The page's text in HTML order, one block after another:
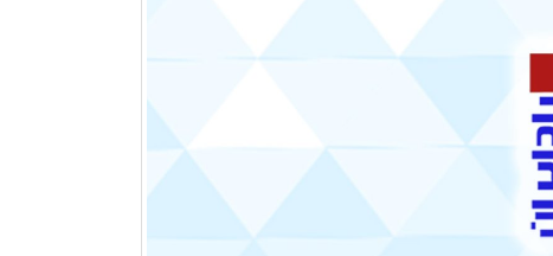
مقایسه چیدمان خطی و مثلثی در
کویل های فین تیوب